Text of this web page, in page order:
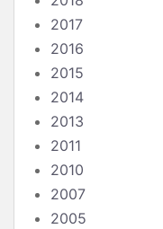
2017
2016
2015
2014
2013
2011
2010
2007
2005